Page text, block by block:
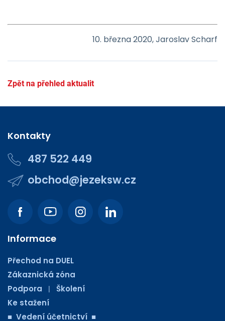
10. března 2020, Jaroslav Scharf
Zpět na přehled aktualit
Kontakty
487 522 449
obchod@jezeksw.cz
Informace
Přechod na DUEL
Zákaznická zóna
Podpora
| Školení
Ke stažení
■ Vedení účetnictví ■